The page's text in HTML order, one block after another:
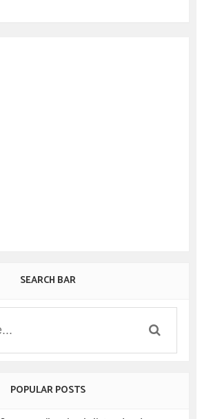
SEARCH BAR
POPULAR POSTS